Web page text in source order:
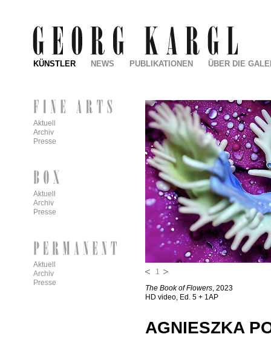
1
The Book of Flowers, 2023
HD video, Ed. 5 + 1AP
AGNIESZKA
KÜNSTLER NEWS PUBLIKATIONEN ÜBER DIE
Aktuell
Archiv
Presse
Aktuell
Archiv
Presse
Aktuell
Archiv
Presse